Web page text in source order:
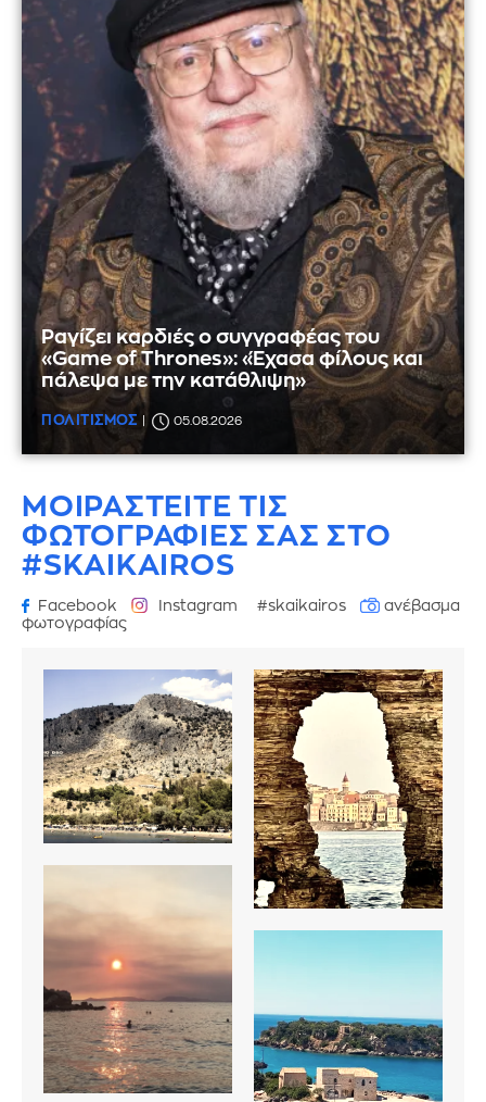
Ραγίζει καρδιές ο συγγραφέας του
«Game of Thrones»: «Έχασα φίλους και
πάλεψα με την κατάθλιψη»
ΠΟΛΙΤΙΣΜΟΣ 05.08.2026
ΜΟΙΡΑΣΤΕΙΤΕ ΤΙΣ
ΦΩΤΟΓΡΑΦΙΕΣ ΣΑΣ ΣΤΟ
#SKAIKAIROS
Facebook Instagram #skaikairos
ανέβασμα
φωτογραφίας